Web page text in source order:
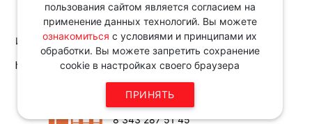
Источник:
http://www.consultant.ru/
пользования сайтом является согласием на
применение данных технологий. Вы можете
ознакомиться с условиями и принципами их
обработки. Вы можете запретить сохранение
cookie в настройках своего браузера
ПРИНЯТЬ
Звоните по телефону в рабочие
дни с 9:00 до 18:00
8 343 287 51 45